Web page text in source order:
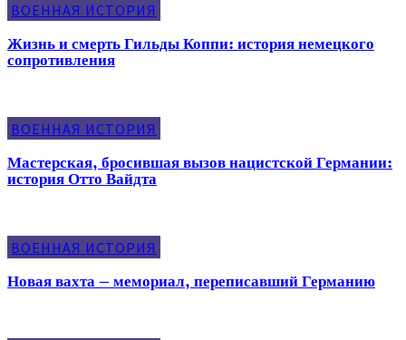
ВОЕННАЯ ИСТОРИЯ
Жизнь и смерть Гильды Коппи: история немецкого
сопротивления
ВОЕННАЯ ИСТОРИЯ
Мастерская, бросившая вызов нацистской Германии:
история Отто Вайдта
ВОЕННАЯ ИСТОРИЯ
Новая вахта – мемориал, переписавший Германию